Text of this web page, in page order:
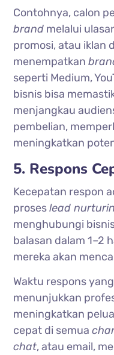
Contohnya, calon
brand melalui
promosi, atau iklan
menempatkan
seperti Medium,
bisnis bisa
menjangkau
pembelian,
meningkatkan
5. Respons
Kecepatan respon
proseslead
menghubungi
balasan dalam 1–2
mereka akan
Waktu respons
menunjukkan
meningkatkan
cepat di semua
chat, atau email,